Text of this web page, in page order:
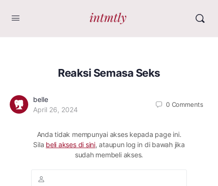
Reaksi Semasa Seks
belle
April 26, 2024
0 Comments
Anda tidak mempunyai akses kepada page ini.
Sila beli akses di sini, ataupun log in di bawah jika
sudah membeli akses.